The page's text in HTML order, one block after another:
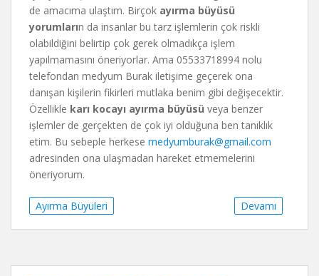
de amacıma ulaştım. Birçok ayırma büyüsü
yorumların da insanlar bu tarz işlemlerin çok riskli
olabildiğini belirtip çok gerek olmadıkça işlem
yapılmamasını öneriyorlar. Ama 05533718994 nolu
telefondan medyum Burak iletişime geçerek ona
danışan kişilerin fikirleri mutlaka benim gibi değişecektir.
Özellikle karı kocayı ayırma büyüsü veya benzer
işlemler de gerçekten de çok iyi olduğuna ben tanıklık
etim. Bu sebeple herkese medyumburak@gmail.com
adresinden ona ulaşmadan hareket etmemelerini
öneriyorum.
Devamı
Ayırma Büyüleri